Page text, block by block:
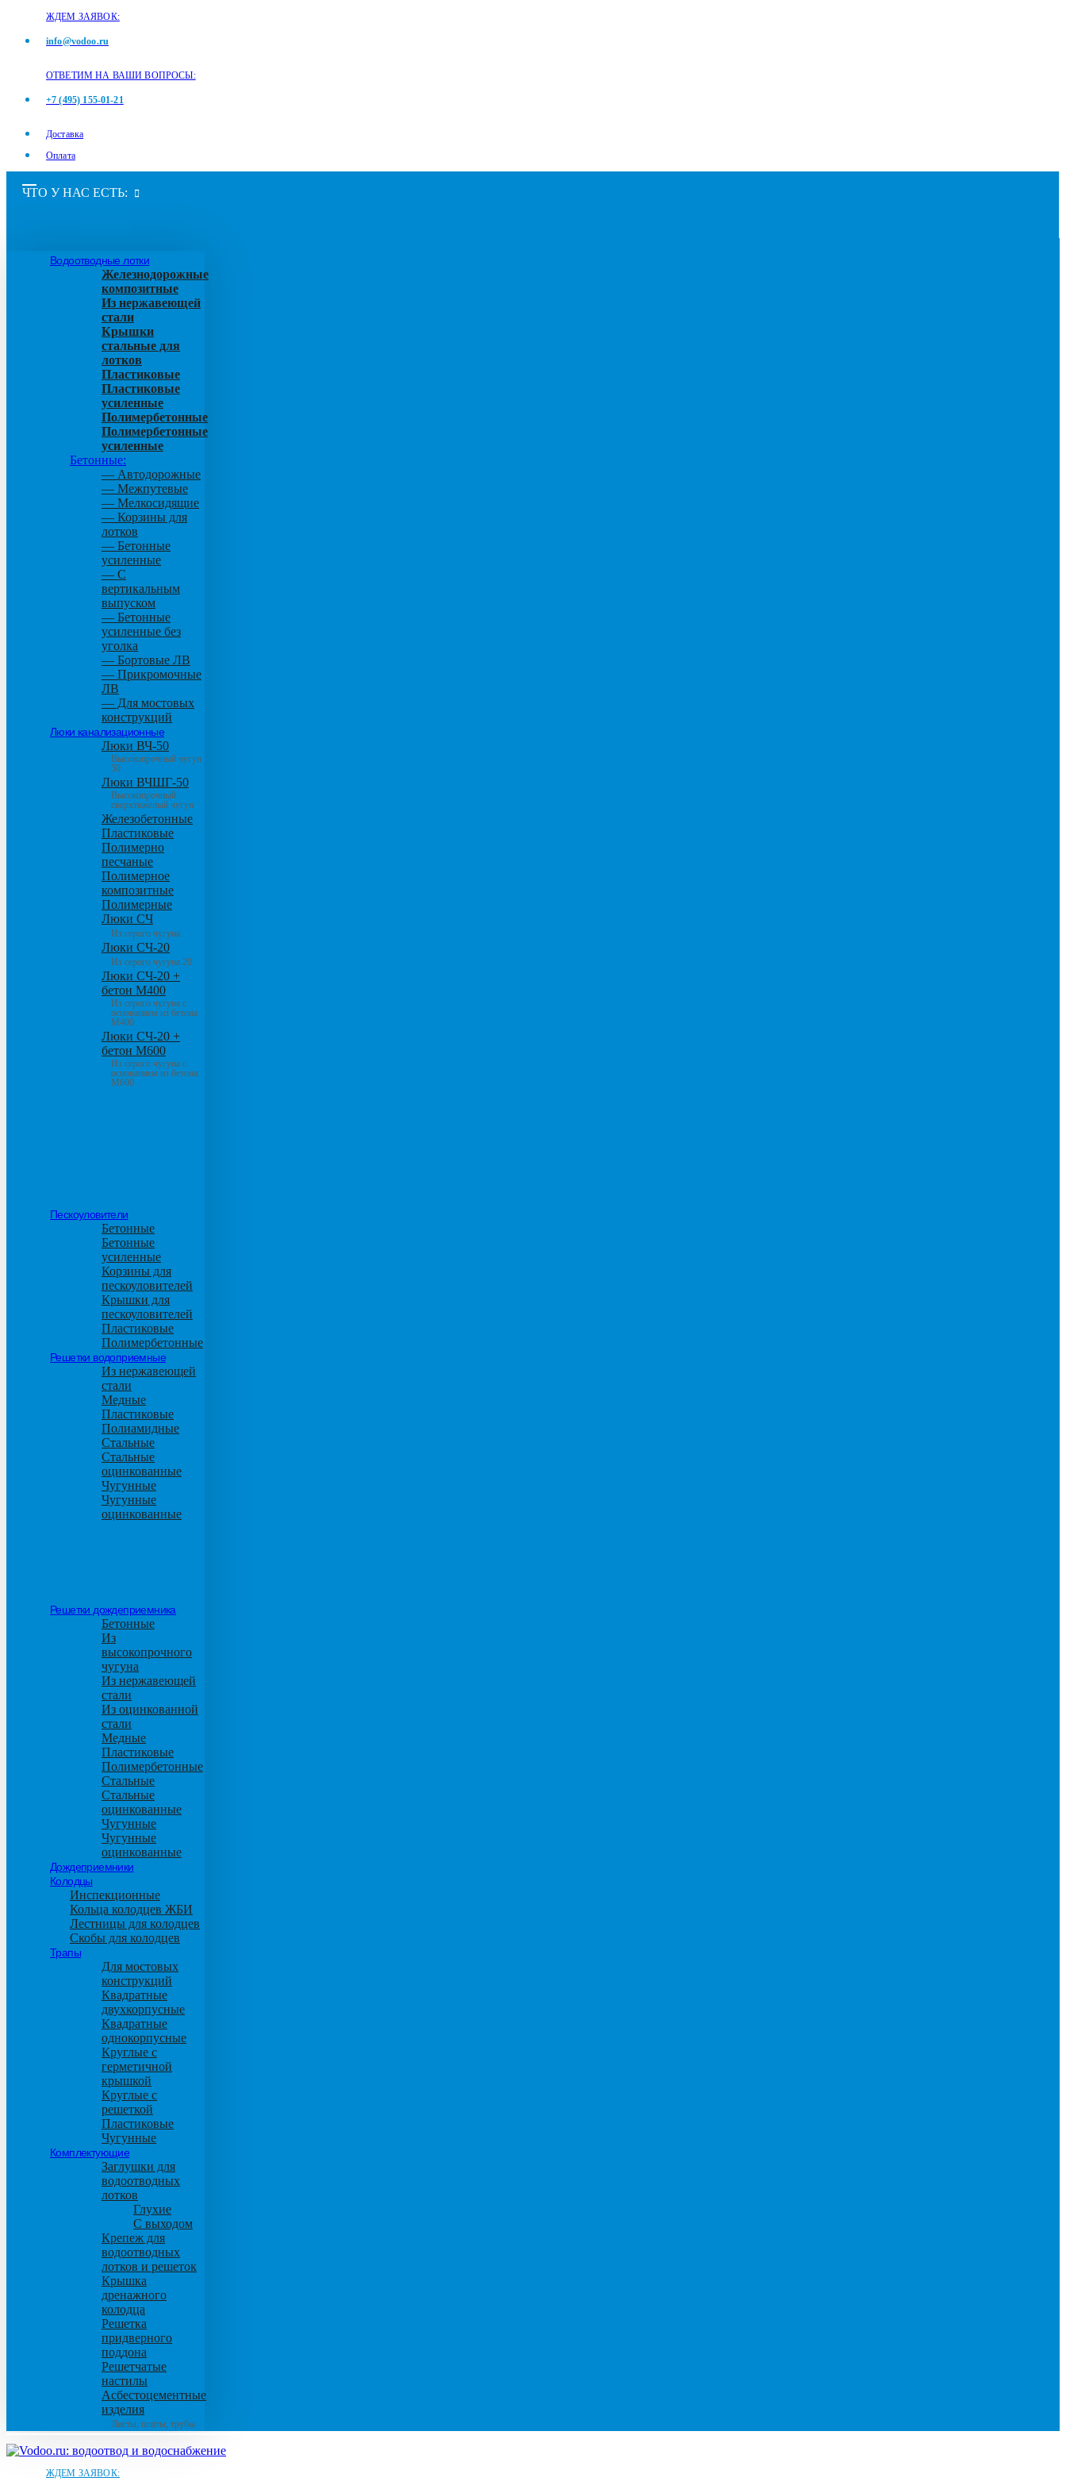
ЖДЕМ ЗАЯВОК:
info@vodoo.ru
ОТВЕТИМ НА ВАШИ ВОПРОСЫ:
+7 (495) 155-01-21
Доставка
Оплата
ЧТО У НАС ЕСТЬ:
Водоотводные лотки
Железнодорожные
композитные
Из нержавеющей
стали
Крышки
стальные для
лотков
Пластиковые
Пластиковые
усиленные
Полимербетонные
Полимербетонные
усиленные
Бетонные:
— Автодорожные
— Межпутевые
— Мелкосидящие
— Корзины для
лотков
— Бетонные
усиленные
— С
вертикальным
выпуском
— Бетонные
усиленные без
уголка
— Бортовые ЛВ
— Прикромочные
ЛВ
— Для мостовых
конструкций
Люки канализационные
Люки ВЧ-50
Высокопрочный чугун
50
Люки ВЧШГ-50
Высокопрочный
сверхтяжелый чугун
Железобетонные
Пластиковые
Полимерно
песчаные
Полимерное
композитные
Полимерные
Люки СЧ
Из серого чугуна
Люки СЧ-20
Из серого чугуна 20
Люки СЧ-20 +
бетон М400
Из серого чугуна с
основанием из бетона
М400
Люки СЧ-20 +
бетон М600
Из серого чугуна с
основанием из бетона
М600
Пескоуловители
Бетонные
Бетонные
усиленные
Корзины для
пескоуловителей
Крышки для
пескоуловителей
Пластиковые
Полимербетонные
Решетки водоприемные
Из нержавеющей
стали
Медные
Пластиковые
Полиамидные
Стальные
Стальные
оцинкованные
Чугунные
Чугунные
оцинкованные
Решетки дождеприемника
Бетонные
Из
высокопрочного
чугуна
Из нержавеющей
стали
Из оцинкованной
стали
Медные
Пластиковые
Полимербетонные
Стальные
Стальные
оцинкованные
Чугунные
Чугунные
оцинкованные
Дождеприемники
Колодцы
Инспекционные
Кольца колодцев ЖБИ
Лестницы для колодцев
Скобы для колодцев
Трапы
Для мостовых
конструкций
Квадратные
двухкорпусные
Квадратные
однокорпусные
Круглые с
герметичной
крышкой
Круглые с
решеткой
Пластиковые
Чугунные
Комплектующие
Заглушки для
водоотводных
лотков
Глухие
С выходом
Крепеж для
водоотводных
лотков и решеток
Крышка
дренажного
колодца
Решетка
придверного
поддона
Решетчатые
настилы
Асбестоцементные
изделия
Листы, плиты, трубы
ЖДЕМ ЗАЯВОК: